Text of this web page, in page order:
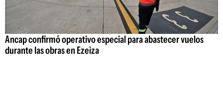
Ancap confirmó operativo especial para abastecer vuelos
durante las obras en Ezeiza